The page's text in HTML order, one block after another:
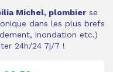
Michel, plombier se
dans les plus brefs
inondation etc.)
24h/24 7j/7 !